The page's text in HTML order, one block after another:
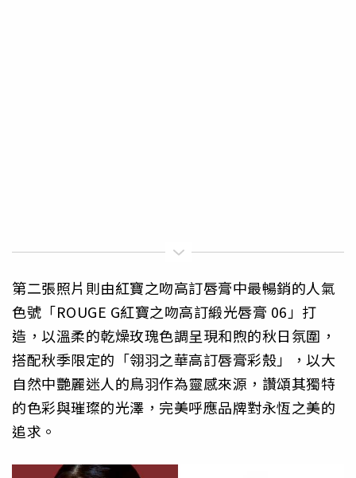
第二張照片則由紅寶之吻高訂唇膏中最暢銷的人氣
色號「ROUGE G紅寶之吻高訂緞光唇膏 06」打
造，以溫柔的乾燥玫瑰色調呈現和煦的秋日氛圍，
搭配秋季限定的「翎羽之華高訂唇膏彩殼」，以大
自然中艷麗迷人的鳥羽作為靈感來源，讚頌其獨特
的色彩與璀璨的光澤，完美呼應品牌對永恆之美的
追求。